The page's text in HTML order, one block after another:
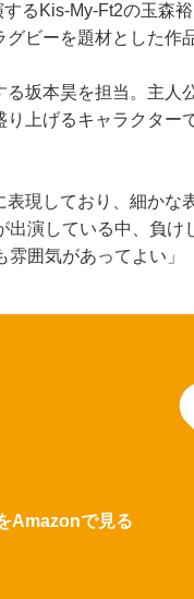
るKis-My-Ft2の玉森
ビーを題材とした作
坂本昊を担当。主人
上げるキャラクター
現しており、細かな
演している中、負け
囲気があってよい」
Amazonで見る